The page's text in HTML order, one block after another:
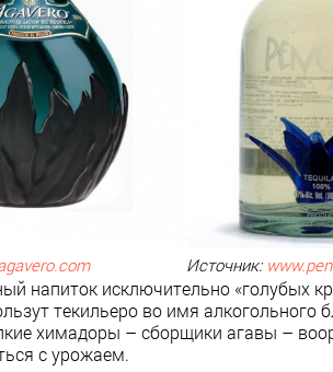
Источник:
напиток исключительно «голубых
текильеро во имя алкогольного
химадоры – сборщики агавы –
с урожаем.